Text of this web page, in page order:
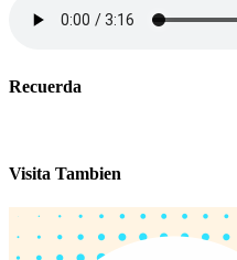
Recuerda
Visita Tambien